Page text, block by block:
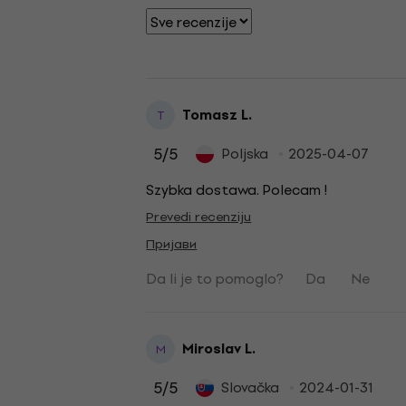
T Tomasz L.
5/5 Poljska
2025-04-07
Szybka dostawa. Polecam !
Prevedi recenziju
Пријави
Da li je to pomoglo? Da Ne
M Miroslav L.
5/5 Slovačka 2024-01-31